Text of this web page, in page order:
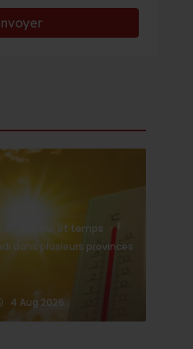
de chaleur et temps
dans plusieurs provinces
4 Aug 2026